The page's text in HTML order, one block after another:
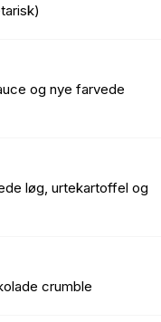
og nye farvede
løg, urtekartoffel og
crumble